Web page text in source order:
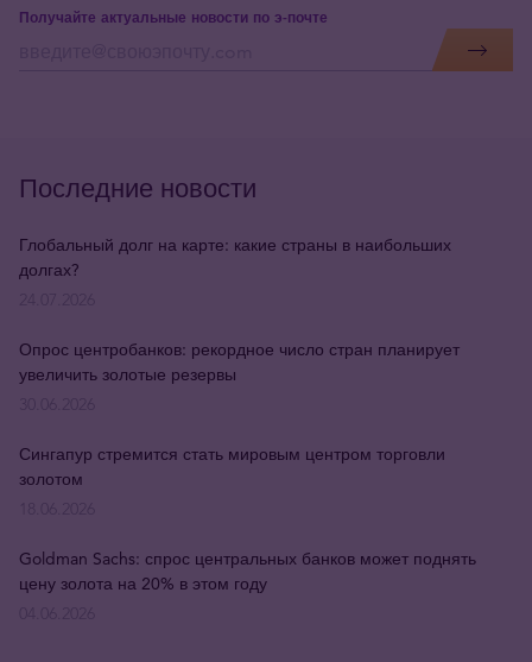
Получайте актуальные новости по э-почте
Последние новости
Глобальный долг на карте: какие страны в наибольших
долгах?
Опрос центробанков: рекордное число стран планирует
увеличить золотые резервы
Сингапур стремится стать мировым центром торговли
золотом
Goldman Sachs: спрос центральных банков может поднять
цену золота на 20% в этом году